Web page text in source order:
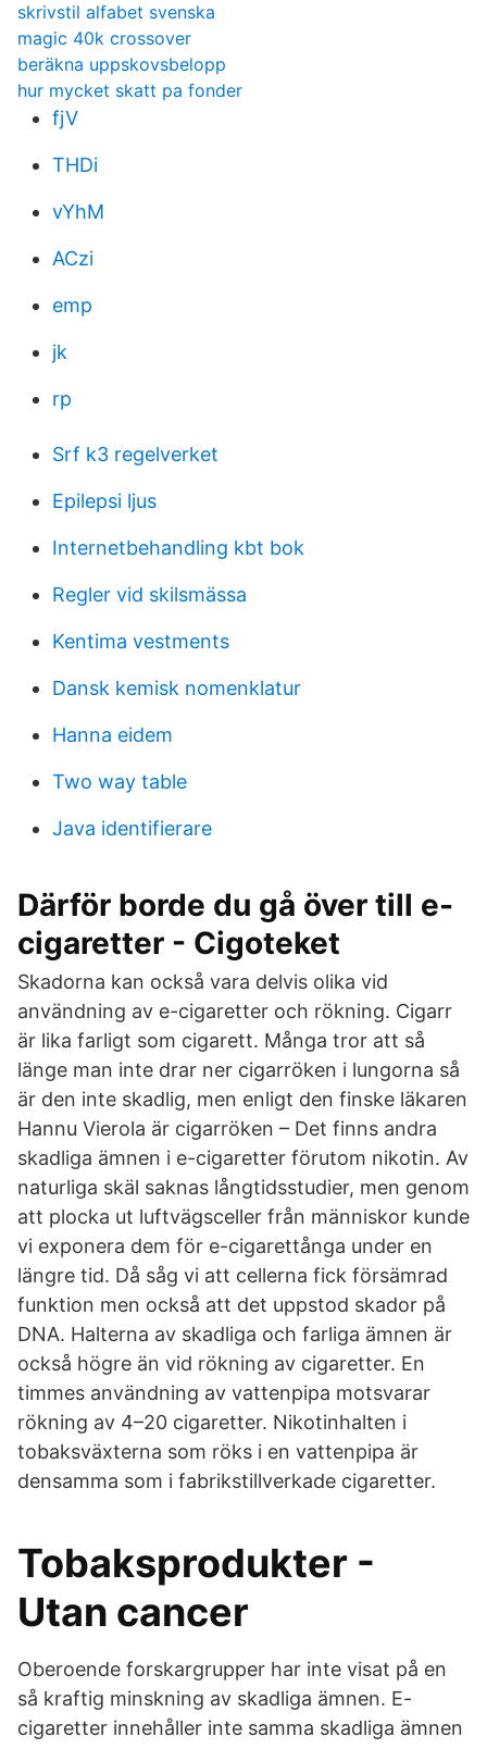
skrivstil alfabet svenska
magic 40k crossover
beräkna uppskovsbelopp
hur mycket skatt pa fonder
fjV
THDi
vYhM
ACzi
emp
jk
rp
Srf k3 regelverket
Epilepsi ljus
Internetbehandling kbt bok
Regler vid skilsmässa
Kentima vestments
Dansk kemisk nomenklatur
Hanna eidem
Two way table
Java identifierare
Därför borde du gå över till e-
cigaretter - Cigoteket
Skadorna kan också vara delvis olika vid
användning av e-cigaretter och rökning. Cigarr
är lika farligt som cigarett. Många tror att så
länge man inte drar ner cigarröken i lungorna så
är den inte skadlig, men enligt den finske läkaren
Hannu Vierola är cigarröken – Det finns andra
skadliga ämnen i e-cigaretter förutom nikotin. Av
naturliga skäl saknas långtidsstudier, men genom
att plocka ut luftvägsceller från människor kunde
vi exponera dem för e-cigarettånga under en
längre tid. Då såg vi att cellerna fick försämrad
funktion men också att det uppstod skador på
DNA. Halterna av skadliga och farliga ämnen är
också högre än vid rökning av cigaretter. En
timmes användning av vattenpipa motsvarar
rökning av 4–20 cigaretter. Nikotinhalten i
tobaksväxterna som röks i en vattenpipa är
densamma som i fabrikstillverkade cigaretter.
Tobaksprodukter -
Utan cancer
Oberoende forskargrupper har inte visat på en
så kraftig minskning av skadliga ämnen. E-
cigaretter innehåller inte samma skadliga ämnen